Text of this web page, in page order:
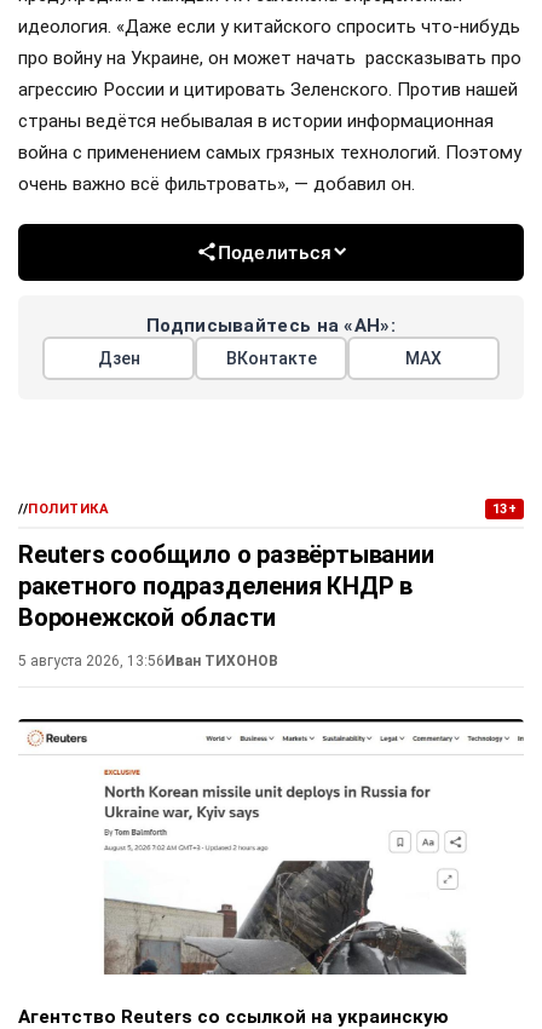
идеология. «Даже если у китайского спросить что-нибудь
про войну на Украине, он может начать рассказывать про
агрессию России и цитировать Зеленского. Против нашей
страны ведётся небывалая в истории информационная
война с применением самых грязных технологий. Поэтому
очень важно всё фильтровать», — добавил он.
Поделиться
Подписывайтесь на «АН»:
Дзен ВКонтакте МАХ
//ПОЛИТИКА 13+
Reuters сообщило о развёртывании
ракетного подразделения КНДР в
Воронежской области
5 августа 2026, 13:56Иван ТИХОНОВ
Агентство Reuters со ссылкой на украинскую